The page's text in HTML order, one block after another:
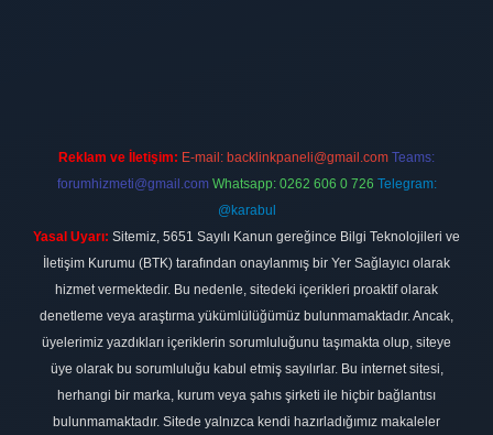
Reklam ve İletişim: E-mail: backlinkpaneli@gmail.com Teams:
forumhizmeti@gmail.com Whatsapp: 0262 606 0 726 Telegram:
@karabul
Yasal Uyarı: Sitemiz, 5651 Sayılı Kanun gereğince Bilgi Teknolojileri ve
İletişim Kurumu (BTK) tarafından onaylanmış bir Yer Sağlayıcı olarak
hizmet vermektedir. Bu nedenle, sitedeki içerikleri proaktif olarak
denetleme veya araştırma yükümlülüğümüz bulunmamaktadır. Ancak,
üyelerimiz yazdıkları içeriklerin sorumluluğunu taşımakta olup, siteye
üye olarak bu sorumluluğu kabul etmiş sayılırlar. Bu internet sitesi,
herhangi bir marka, kurum veya şahıs şirketi ile hiçbir bağlantısı
bulunmamaktadır. Sitede yalnızca kendi hazırladığımız makaleler